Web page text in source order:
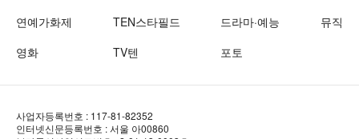
연예가화제 TEN스타필드 드라마·예능
뮤직
영화
TV텐 포토
사업자등록번호 : 117-81-82352
인터넷신문등록번호 : 서울 아00860